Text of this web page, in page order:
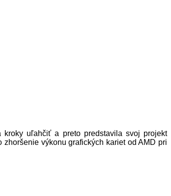
kroky uľahčiť a preto predstavila svoj projekt
výkonu grafických kariet od AMD pri